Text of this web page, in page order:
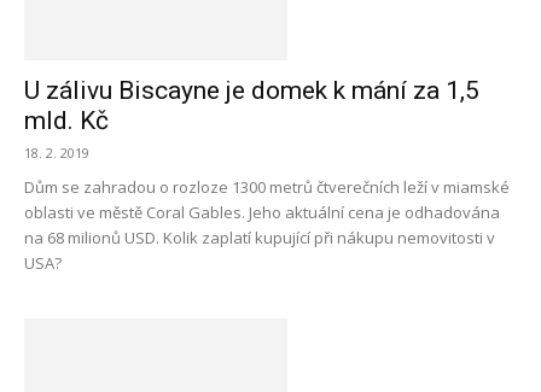
U zálivu Biscayne je domek k mání za 1,5
mld. Kč
18. 2. 2019
Dům se zahradou o rozloze 1300 metrů čtverečních leží v miamské
oblasti ve městě Coral Gables. Jeho aktuální cena je odhadována
na 68 milionů USD. Kolik zaplatí kupující při nákupu nemovitosti v
USA?